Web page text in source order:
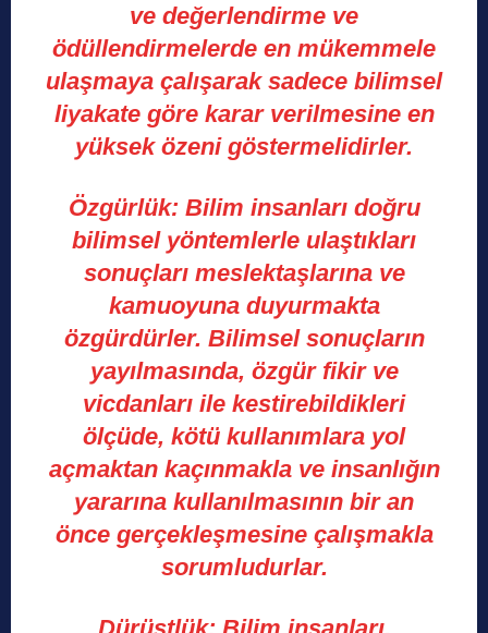
ve değerlendirme ve
ödüllendirmelerde en mükemmele
ulaşmaya çalışarak sadece bilimsel
liyakate göre karar verilmesine en
yüksek özeni göstermelidirler.
Özgürlük: Bilim insanları doğru
bilimsel yöntemlerle ulaştıkları
sonuçları meslektaşlarına ve
kamuoyuna duyurmakta
özgürdürler. Bilimsel sonuçların
yayılmasında, özgür fikir ve
vicdanları ile kestirebildikleri
ölçüde, kötü kullanımlara yol
açmaktan kaçınmakla ve insanlığın
yararına kullanılmasının bir an
önce gerçekleşmesine çalışmakla
sorumludurlar.